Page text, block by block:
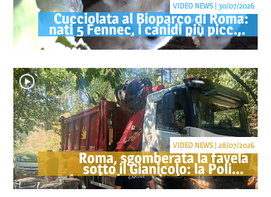
Cucciolata al Bioparco di Roma:
nati 5 Fennec, i canidi più piccoli
del mondo
VIDEO NEWS | 30/07/2026
Roma, sgomberata la favela
sotto il Gianicolo: la Polizia
Locale denuncia due persone
VIDEO NEWS | 28/07/2026